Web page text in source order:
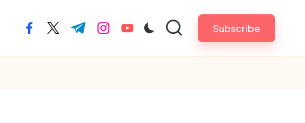
facebook.com
twitter.com
t.me instagram.com
youtube.com Subscribe